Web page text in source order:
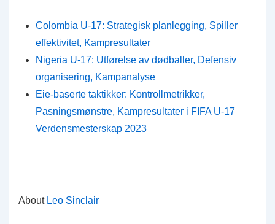
Colombia U-17: Strategisk planlegging, Spiller
effektivitet, Kampresultater
Nigeria U-17: Utførelse av dødballer, Defensiv
organisering, Kampanalyse
Eie-baserte taktikker: Kontrollmetrikker,
Pasningsmønstre, Kampresultater i FIFA U-17
Verdensmesterskap 2023
About Leo Sinclair